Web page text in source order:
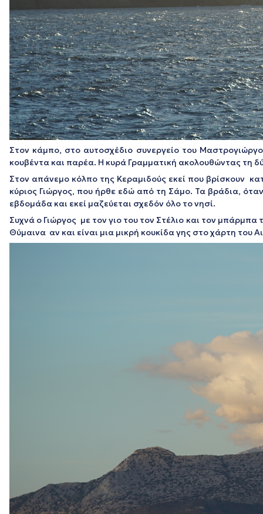
Στον κάμπο, στο αυτοσχέδιο συνεργείο του
κουβέντα και παρέα. Η κυρά Γραμματική ακολουθώντας τη
Στον απάνεμο κόλπο της Κεραμιδούς εκεί που βρίσκουν
κύριος Γιώργος, που ήρθε εδώ από τη Σάμο. Τα βράδια,
εβδομάδα και εκεί μαζεύεται σχεδόν όλο το νησί.
Συχνά ο Γιώργος με τον γιο του τον Στέλιο και τον
Θύμαινα αν και είναι μια μικρή κουκίδα γης στο χάρτη του